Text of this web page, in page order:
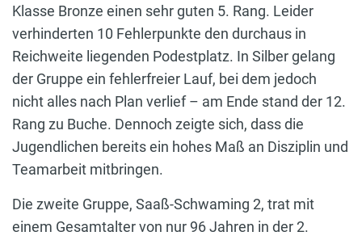
Klasse Bronze einen sehr guten 5. Rang. Leider
verhinderten 10 Fehlerpunkte den durchaus in
Reichweite liegenden Podestplatz. In Silber gelang
der Gruppe ein fehlerfreier Lauf, bei dem jedoch
nicht alles nach Plan verlief – am Ende stand der 12.
Rang zu Buche. Dennoch zeigte sich, dass die
Jugendlichen bereits ein hohes Maß an Disziplin und
Teamarbeit mitbringen.
Die zweite Gruppe, Saaß-Schwaming 2, trat mit
einem Gesamtalter von nur 96 Jahren in der 2.